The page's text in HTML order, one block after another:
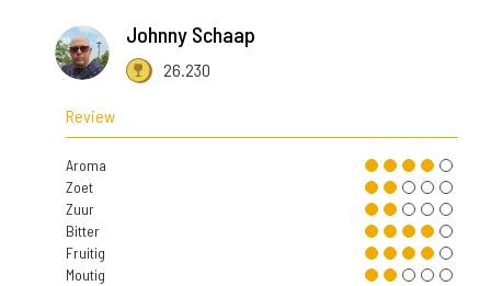
Johnny Schaap
26.230
Review
Aroma
Zoet
Zuur
Bitter
Fruitig
Moutig